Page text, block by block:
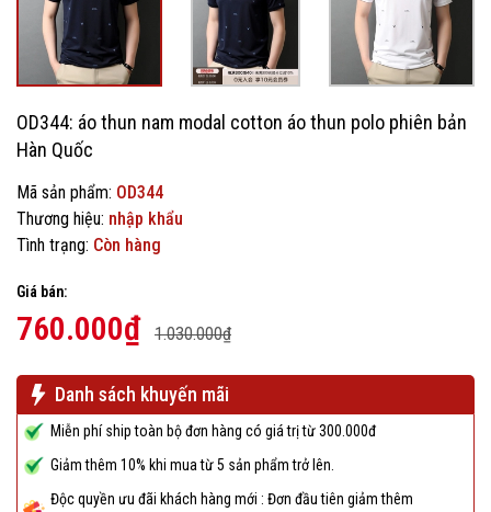
OD344: áo thun nam modal cotton áo thun polo phiên bản
Hàn Quốc
Mã sản phẩm: OD344
Thương hiệu: nhập khẩu
Tình trạng: Còn hàng
Giá bán:
760.000₫ 1.030.000₫
Danh sách khuyến mãi
Miễn phí ship toàn bộ đơn hàng có giá trị từ 300.000đ
Giảm thêm 10% khi mua từ 5 sản phẩm trở lên.
Độc quyền ưu đãi khách hàng mới : Đơn đầu tiên giảm thêm